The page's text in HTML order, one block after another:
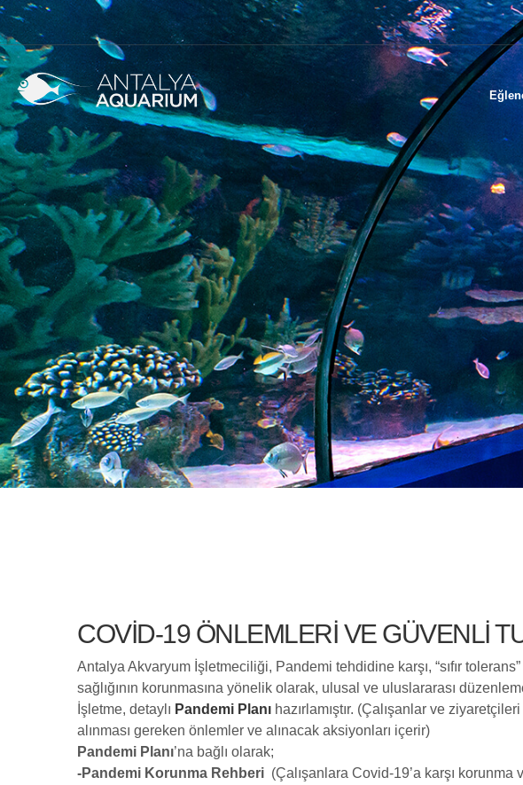
COVID-19 ÖNLEMLERI VE GÜVENLI
Antalya Akvaryum İşletmeciliği, Pandemi tehdidine karşı, “sıfır
sağlığının korunmasına yönelik olarak, ulusal ve uluslararası
İşletme, detaylı Pandemi Planı hazırlamıştır. (Çalışanlar ve
alınması gereken önlemler ve alınacak aksiyonları içerir)
Pandemi Planı’na bağlı olarak;
-Pandemi Korunma Rehberi (Çalışanlara Covid-19’a karşı